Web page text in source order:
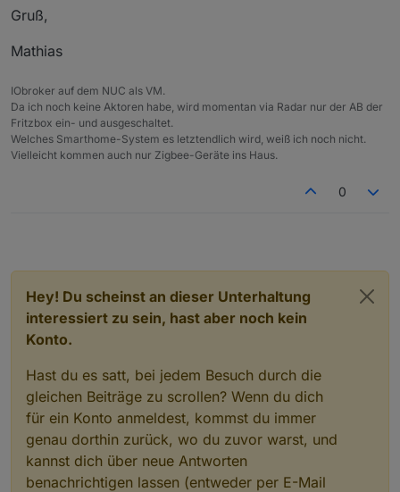
Gruß,
Mathias
IObroker auf dem NUC als VM.
Da ich noch keine Aktoren habe, wird momentan via Radar nur der AB der
Fritzbox ein- und ausgeschaltet.
Welches Smarthome-System es letztendlich wird, weiß ich noch nicht.
Vielleicht kommen auch nur Zigbee-Geräte ins Haus.
0
Hey! Du scheinst an dieser Unterhaltung
interessiert zu sein, hast aber noch kein
Konto.
Hast du es satt, bei jedem Besuch durch die
gleichen Beiträge zu scrollen? Wenn du dich
für ein Konto anmeldest, kommst du immer
genau dorthin zurück, wo du zuvor warst, und
kannst dich über neue Antworten
benachrichtigen lassen (entweder per E-Mail